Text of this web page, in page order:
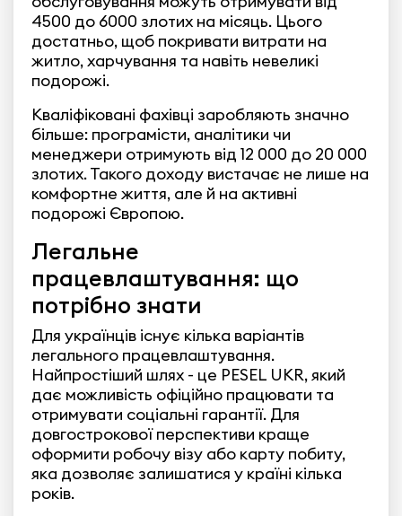
4500 до 6000 злотих на місяць. Цього
достатньо, щоб покривати витрати на
житло, харчування та навіть невеликі
подорожі.
Кваліфіковані фахівці заробляють значно
більше: програмісти, аналітики чи
менеджери отримують від 12 000 до 20 000
злотих. Такого доходу вистачає не лише на
комфортне життя, але й на активні
подорожі Європою.
Легальне
працевлаштування: що
потрібно знати
Для українців існує кілька варіантів
легального працевлаштування.
Найпростіший шлях - це PESEL UKR, який
дає можливість офіційно працювати та
отримувати соціальні гарантії. Для
довгострокової перспективи краще
оформити робочу візу або карту побиту,
яка дозволяє залишатися у країні кілька
років.